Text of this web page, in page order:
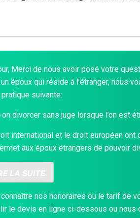
Merci de nous avoir posé votre
époux qui réside à l’étranger, nous
suivante:
divorcer sans juge lorsque l’on est
international et le droit européen
aux époux étrangers de pouvoir
LA SUITE
nos honoraires ou le tarif de
le devis en ligne ci-dessous ou nous